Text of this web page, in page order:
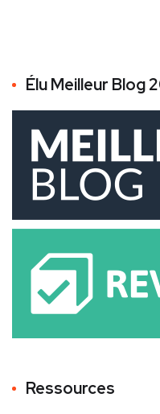
Élu Meilleur Blog
Ressources